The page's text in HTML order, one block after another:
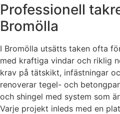
Professionell
Bromölla
I Bromölla utsätts taken ofta
med kraftiga vindar och riklig
krav på tätskikt, infästningar
renoverar tegel- och
och shingel med system som
Varje projekt inleds med en